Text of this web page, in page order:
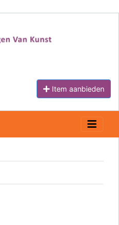
Item aanbieden